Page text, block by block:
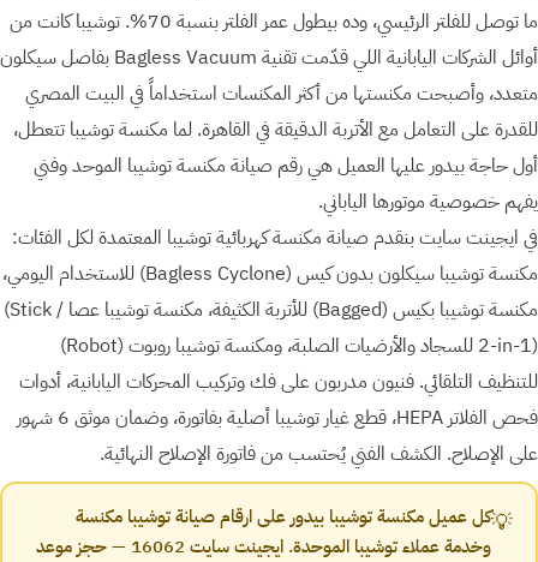
ما توصل للفلتر الرئيسي، وده بيطول عمر الفلتر بنسبة 70%. توشيبا كانت من
أوائل الشركات اليابانية اللي قدّمت تقنية Bagless Vacuum بفاصل سيكلون
متعدد، وأصبحت مكنستها من أكثر المكنسات استخداماً في البيت المصري
للقدرة على التعامل مع الأتربة الدقيقة في القاهرة. لما مكنسة توشيبا تتعطل،
أول حاجة بيدور عليها العميل هي رقم صيانة مكنسة توشيبا الموحد وفني
يفهم خصوصية موتورها الياباني.
في ايجينت سايت بنقدم صيانة مكنسة كهربائية توشيبا المعتمدة لكل الفئات:
مكنسة توشيبا سيكلون بدون كيس ⁨(Bagless Cyclone)⁩ للاستخدام اليومي،
مكنسة توشيبا بكيس ⁨(Bagged)⁩ للأتربة الكثيفة، مكنسة توشيبا عصا ⁨(Stick /
للتنظيف التلقائي. فنيون مدربون على فك وتركيب المحركات اليابانية، أدوات
فحص الفلاتر HEPA، قطع غيار توشيبا أصلية بفاتورة، وضمان موثق 6 شهور
على الإصلاح. الكشف الفني يُحتسب من فاتورة الإصلاح النهائية.
💡كل عميل مكنسة توشيبا بيدور على ارقام صيانة توشيبا مكنسة
وخدمة عملاء توشيبا الموحدة. ايجينت سايت 16062 — حجز موعد